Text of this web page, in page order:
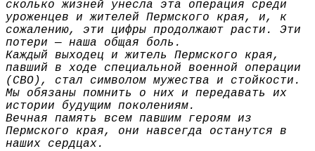
сколько жизней унесла эта операция среди
уроженцев и жителей Пермского края, и, к
сожалению, эти цифры продолжают расти. Эти
потери — наша общая боль.
Каждый выходец и житель Пермского края,
павший в ходе специальной военной операции
(СВО), стал символом мужества и стойкости.
Мы обязаны помнить о них и передавать их
истории будущим поколениям.
Вечная память всем павшим героям из
Пермского края, они навсегда останутся в
наших сердцах.